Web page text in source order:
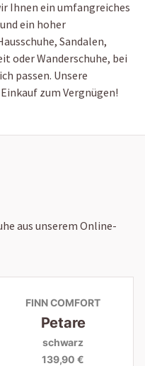
Ihnen ein umfangreiches
ein hoher
Sandalen,
oder Wanderschuhe, bei
passen. Unsere
zum Vergnügen!
aus unserem Online-
FINN COMFORT
Petare
schwarz
139,90 €